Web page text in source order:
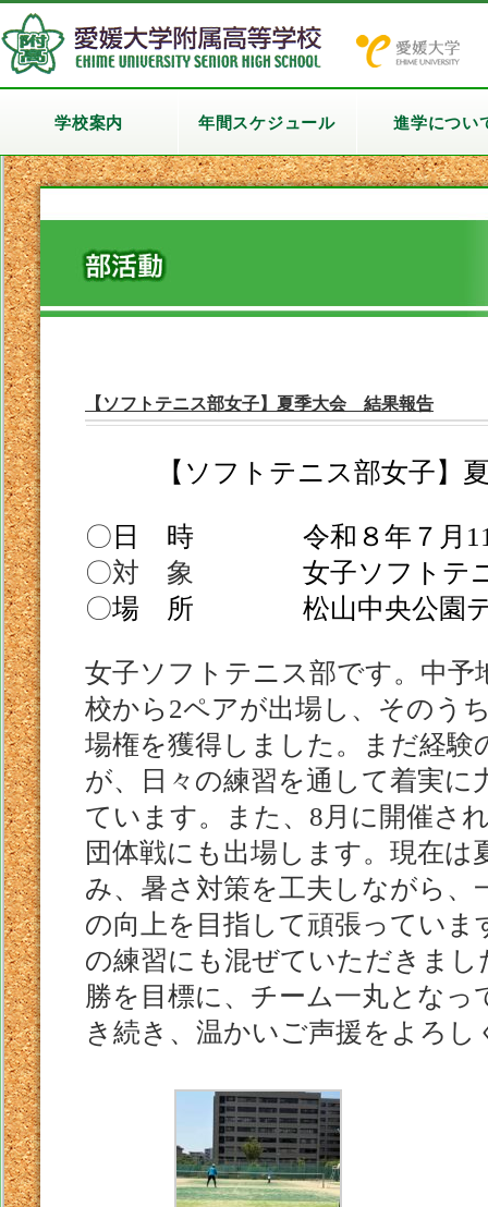
学校案内 年間スケジュール 進学につい
【ソフトテニス部女子】夏季大会 結果報告
【ソフトテニス部女子】
〇 日 時 令和８年７月
〇対 象
女子ソフトテニ
〇場 所 松山中央公園テ
女子ソフトテニス部です。中予
校から 2ペアが出場し、そのう
場権を獲得しました。まだ経験
が、日々の練習を通して着実に
ています。また、 8 月に開催さ
団体戦にも出場します。現在は
み、暑さ対策を工夫しながら、
の向上を目指して頑張っていま
の練習にも混ぜていただきまし
勝を目標に、チーム一丸となっ
き続き、温かいご声援をよろ